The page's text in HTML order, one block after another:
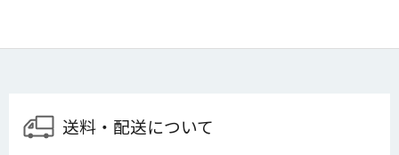
送料・配送について